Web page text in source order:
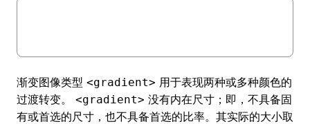
渐变图像类型 <gradient> 用于表现两种或多种颜色的
过渡转变。 <gradient> 没有内在尺寸；即，不具备固
有或首选的尺寸，也不具备首选的比率。其实际的大小取